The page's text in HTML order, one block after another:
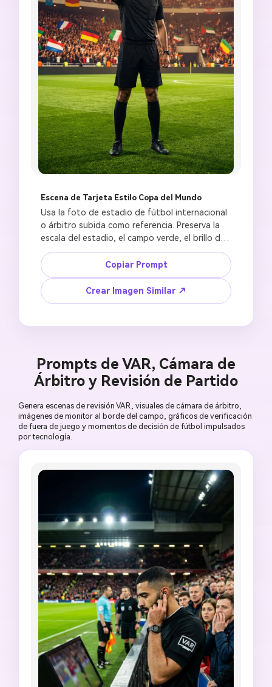
Escena de Tarjeta Estilo Copa del Mundo
Usa la foto de estadio de fútbol internacional
o árbitro subida como referencia. Preserva la
escala del estadio, el campo verde, el brillo de
la multitud y el sujeto principal. Crea una
imagen de árbitro de fútbol estilo Copa del
Mundo con un oficial de partido mostrando una
tarjeta durante un torneo internacional de alto
nivel, luces premium del estadio, banderas en
composición hero 16:9, sin emblema oficial del
escudo de equipo, sin tarjeta distorsionada.
Copiar Prompt
Crear Imagen Similar ↗
Prompts de VAR, Cámara de
Árbitro y Revisión de Partido
Genera escenas de revisión VAR, visuales de cámara de árbitro,
imágenes de monitor al borde del campo, gráficos de verificación
de fuera de juego y momentos de decisión de fútbol impulsados
por tecnología.